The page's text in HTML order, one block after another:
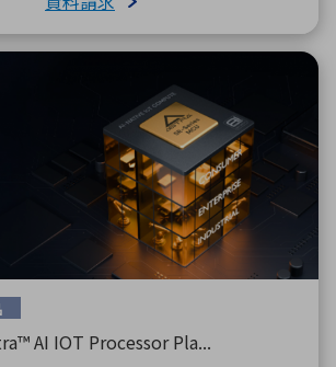
AI IOT Processor Pla...